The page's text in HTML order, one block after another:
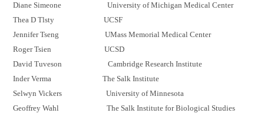
Diane Simeone University of Michigan Medical Center
Thea DTlsty UCSF
Jennifer TsengUMass Memorial Medical Center
RogerTsien UCSD
DavidTuveson Cambridge Research Institute
Inder Verma The Salk Institute
Selwyn Vickers University of Minnesota
Geoffrey Wahl The Salk Institute for Biological Studies